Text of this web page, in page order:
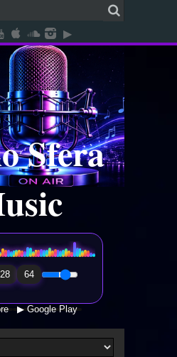
Sfera
Radio Sfera Music
64
▶ Google Play